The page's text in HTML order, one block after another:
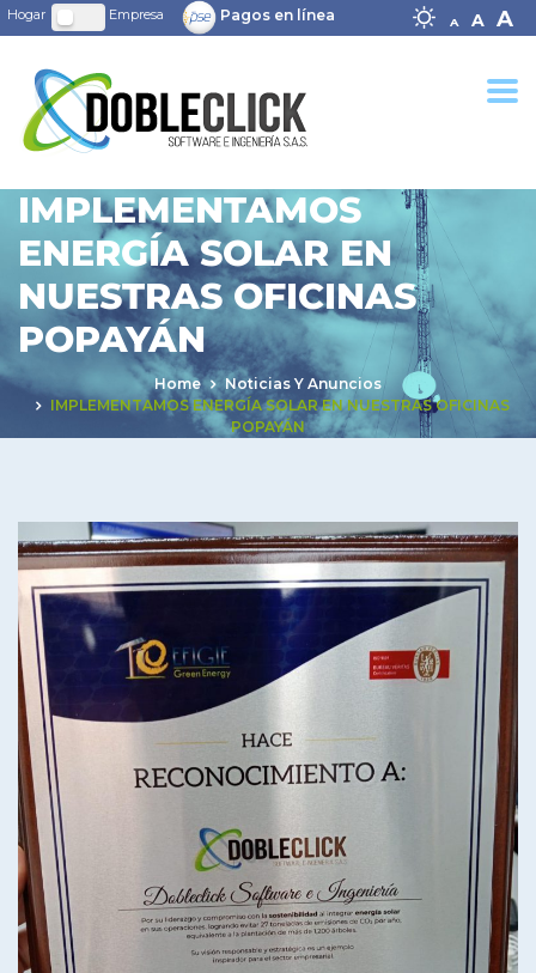
Pagos en línea A
Decrease
A A
IMPLEMENTAMOS
ENERGÍA SOLAR EN
NUESTRAS OFICINAS
POPAYÁN
Home
Noticias Y Anuncios
IMPLEMENTAMOS ENERGÍA SOLAR EN NUESTRAS OFICINAS
POPAYÁN